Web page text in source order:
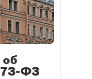
73-ФЗ